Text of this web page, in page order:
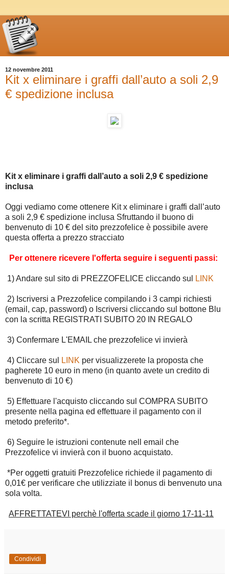
12 novembre 2011
Kit x eliminare i graffi dall’auto a soli 2,9
€ spedizione inclusa
Kit x eliminare i graffi dall’auto a soli 2,9 € spedizione
inclusa
Oggi vediamo come ottenere Kit x eliminare i graffi dall’auto
a soli 2,9 € spedizione inclusa Sfruttando il buono di
benvenuto di 10 € del sito prezzofelice è possibile avere
questa offerta a prezzo stracciato
Per ottenere ricevere l'offerta seguire i seguenti passi:
1) Andare sul sito di PREZZOFELICE cliccando sul LINK
2) Iscriversi a Prezzofelice compilando i 3 campi richiesti
(email, cap, password) o Iscriversi cliccando sul bottone Blu
con la scritta REGISTRATI SUBITO 20 IN REGALO
3) Confermare L'EMAIL che prezzofelice vi invierà
4) Cliccare sul LINK per visualizzerete la proposta che
pagherete 10 euro in meno (in quanto avete un credito di
benvenuto di 10 €)
5) Effettuare l'acquisto cliccando sul COMPRA SUBITO
presente nella pagina ed effettuare il pagamento con il
metodo preferito*.
6) Seguire le istruzioni contenute nell email che
Prezzofelice vi invierà con il buono acquistato.
*Per oggetti gratuiti Prezzofelice richiede il pagamento di
0,01€ per verificare che utilizziate il bonus di benvenuto una
sola volta.
AFFRETTATEVI perchè l'offerta scade il giorno 17-11-11
Condividi